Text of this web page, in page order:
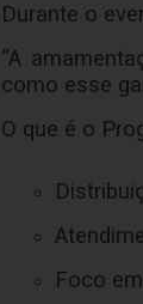
Durante o
“A
como esse
O que é o
Foco